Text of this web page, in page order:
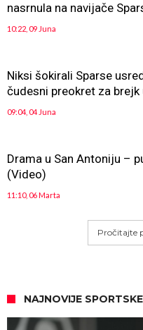
nasrnula na navijače
10:22, 09 Juna
Niksi šokirali Sparse
čudesni preokret za
09:04, 04 Juna
Drama u San Antoniju –
(Video)
11:10, 06 Marta
Pročitajte
NAJNOVIJE